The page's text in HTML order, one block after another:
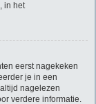
in het
eerst nagekeken
je in een
nagelezen
verdere informatie.